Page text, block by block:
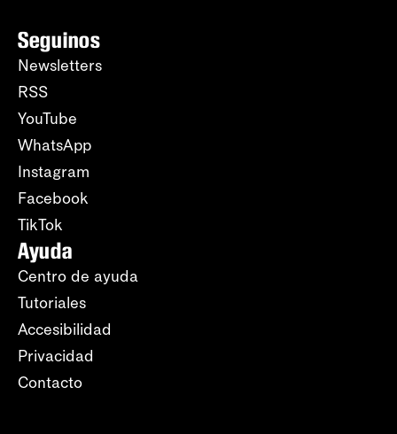
Seguinos
Newsletters
RSS
YouTube
WhatsApp
Instagram
Facebook
TikTok
Ayuda
Centro de ayuda
Tutoriales
Accesibilidad
Privacidad
Contacto